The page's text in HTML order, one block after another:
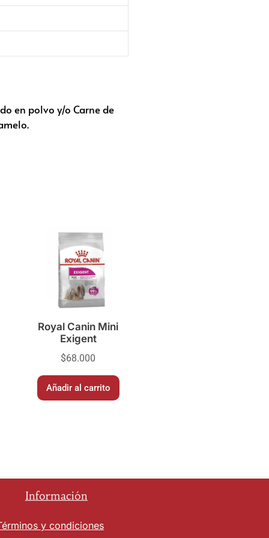
en polvo y/o Carne de
Royal Canin Mini
Exigent
$68.000
Añadir al carrito
Información
y condiciones